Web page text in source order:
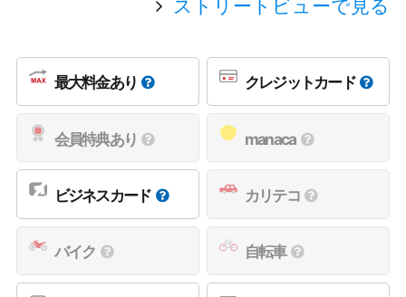
ストリートビューで見る
最大料金あり クレジットカード
会員特典あり manaca
ビジネスカード カリテコ
バイク 自転車